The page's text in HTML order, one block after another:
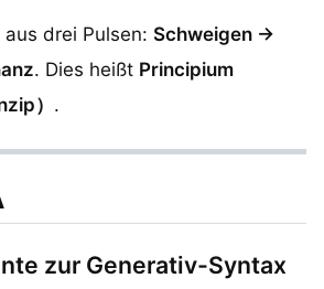
drei Pulsen: Schweigen →
. Dies heißt Principium
） .
zur Generativ-Syntax